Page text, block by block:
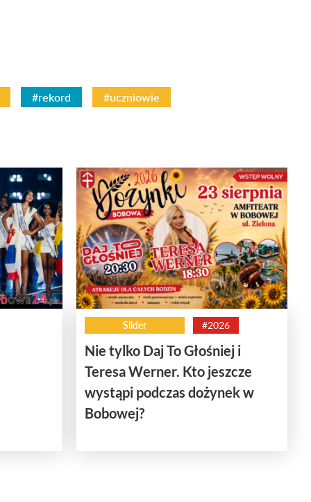
#rekord #uczniowie
Slider #2026
Nie tylko Daj To Głośniej i
Teresa Werner. Kto jeszcze
wystąpi podczas dożynek w
Bobowej?